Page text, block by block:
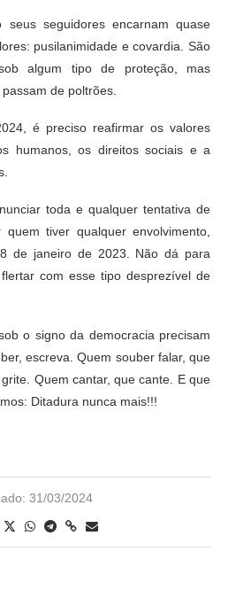
seus seguidores encarnam quase
pusilanimidade e covardia. São
algum tipo de proteção, mas
de poltrões.
é preciso reafirmar os valores
humanos, os direitos sociais e a
toda e qualquer tentativa de
tiver qualquer envolvimento,
de janeiro de 2023. Não dá para
com esse tipo desprezível de
o signo da democracia precisam
escreva. Quem souber falar, que
Quem cantar, que cante. E que
Ditadura nunca mais!!!
31/03/2024